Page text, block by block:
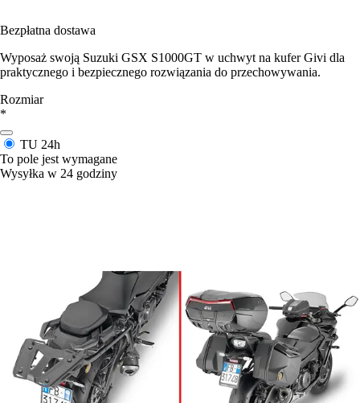
Bezpłatna dostawa
Wyposaż swoją Suzuki GSX S1000GT w uchwyt na kufer Givi dla
praktycznego i bezpiecznego rozwiązania do przechowywania.
Rozmiar
*
TU 24h
To pole jest wymagane
Wysyłka w 24 godziny